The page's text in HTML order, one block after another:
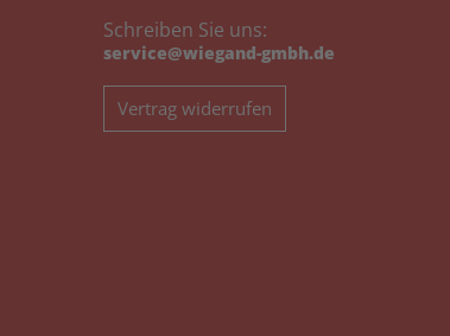
Schreiben Sie uns:
service@wiegand-gmbh.de
Vertrag widerrufen